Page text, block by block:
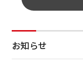
お知らせ